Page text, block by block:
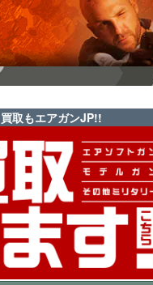
買取もエアガンJP!!